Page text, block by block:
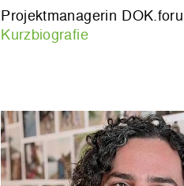
Projektmanagerin
Kurzbiografie